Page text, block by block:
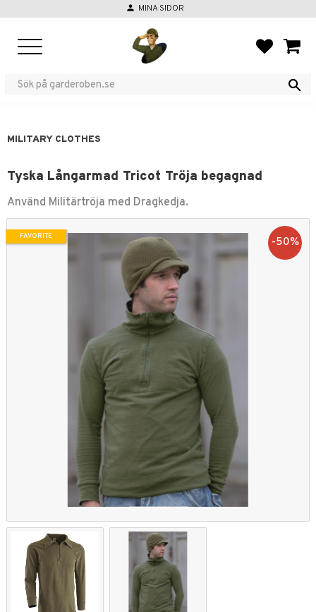
person MINA SIDOR
MILITARY CLOTHES
Tyska Långarmad Tricot Tröja begagnad
Använd Militärtröja med Dragkedja.
50%
FAVORITE